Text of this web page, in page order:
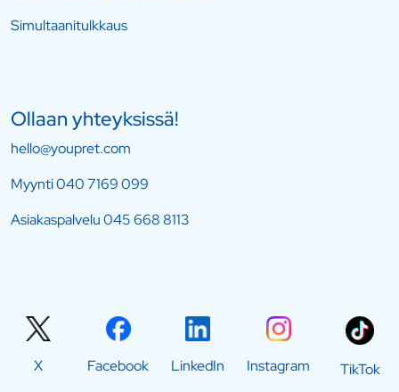
Simultaanitulkkaus
Ollaan yhteyksissä!
hello@youpret.com
Myynti040 7169 099
Asiakaspalvelu045 668 8113
X Facebook LinkedIn Instagram TikTok